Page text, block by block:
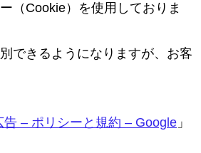
（Cookie）を使用しておりま
できるようになりますが、お客
告 – ポリシーと規約 – Google 」